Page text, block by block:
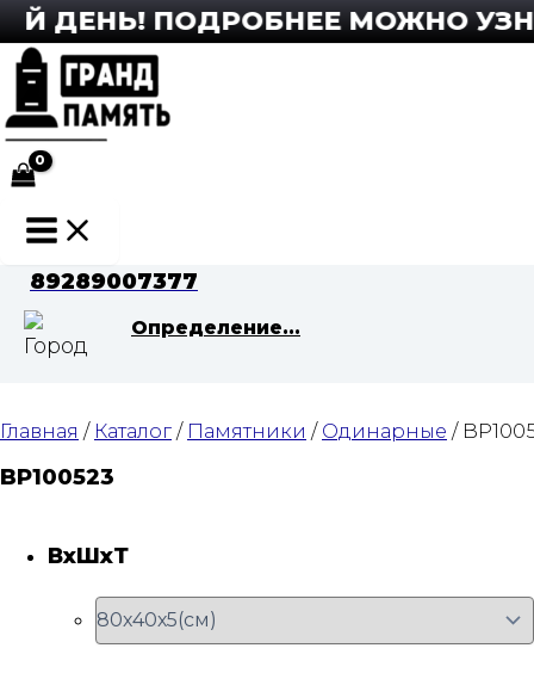
Перейти
к
содержимому
ПОДРОБНЕЕ МОЖНО
Main
Menu
89289007377
Определение...
Главная / Каталог / Памятники / Одинарные /
BP100523
ВхШхТ